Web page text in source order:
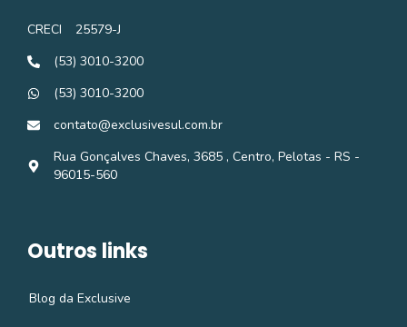
CRECI
25579-J
(53) 3010-3200
(53) 3010-3200
contato@exclusivesul.com.br
Rua Gonçalves Chaves, 3685 , Centro, Pelotas - RS -
96015-560
Outros links
Blog da Exclusive